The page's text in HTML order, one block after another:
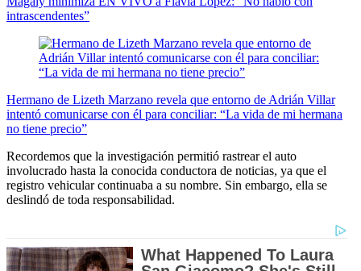
intrascendentes”
Hermano de Lizeth Marzano revela que entorno de Adrián Villar
intentó comunicarse con él para conciliar: “La vida de mi hermana
no tiene precio”
Recordemos que la investigación permitió rastrear el auto
involucrado hasta la conocida conductora de noticias, ya que el
registro vehicular continuaba a su nombre. Sin embargo, ella se
deslindó de toda responsabilidad.